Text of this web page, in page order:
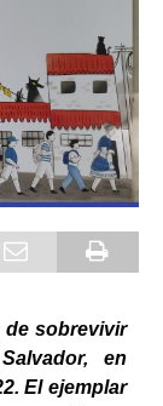
de sobrevivir
en
El ejemplar